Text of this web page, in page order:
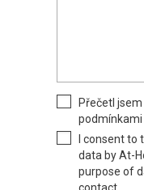
Přečetl
I consent
data by At-
purpose of
contact.